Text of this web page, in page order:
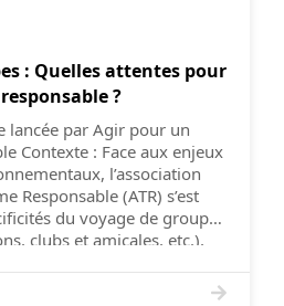
: Quelles attentes pour
?
lancée par Agir pour un
Contexte : Face aux enjeux
l’association
Responsable (ATR) s’est
du voyage de groupe
clubs et amicales, etc.),
vacances. […]